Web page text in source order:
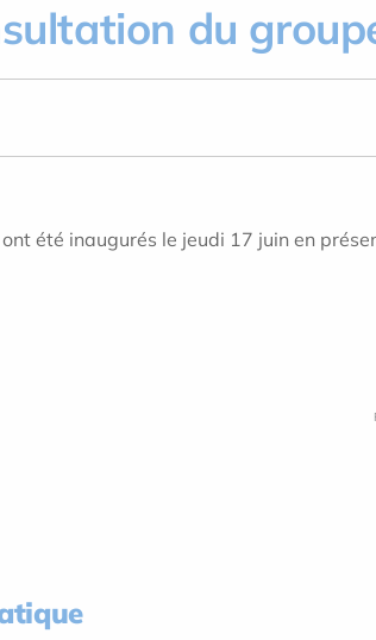
du
été inaugurés le jeudi 17 juin en